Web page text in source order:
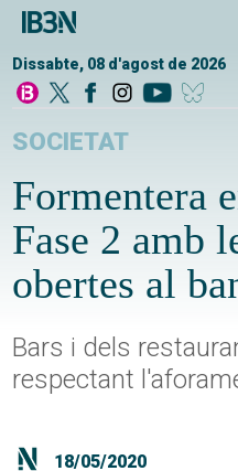
Dissabte, 08 d'agost de 2026
SOCIETAT
Formentera
Fase 2 amb
obertes al
Bars i dels
respectant
18/05/2020